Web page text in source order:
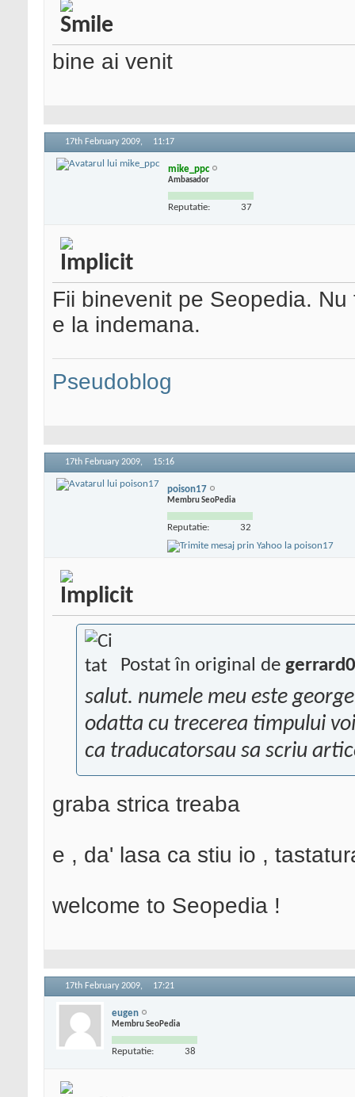
bine ai venit
17th February 2009, 11:17
mike_ppc
Ambasador
Reputatie: 37
Fii binevenit pe Seopedia.
e la indemana.
Pseudoblog
17th February 2009, 15:16
poison17
Membru SeoPedia
Reputatie: 32
Postat în original de
salut. numele meu este
odatta cu trecerea timpului
ca traducatorsau sa scriu
graba strica treaba
e , da' lasa ca stiu io ,
welcome to Seopedia !
17th February 2009, 17:21
eugen
Membru SeoPedia
Reputatie: 38